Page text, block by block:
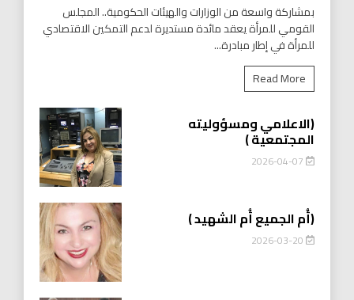
بمشاركة واسعة من الوزارات والهيئات الحكومية.. المجلس
القومي للمرأة يعقد مائدة مستديرة لدعم التمكين الاقتصادي
للمرأة في إطار مبادرة...
Read More
(الاعلامي ومسؤوليته
المجتمعية )
2026-04-07
(أُم الجميع أُم الشهيد )
2026-03-20